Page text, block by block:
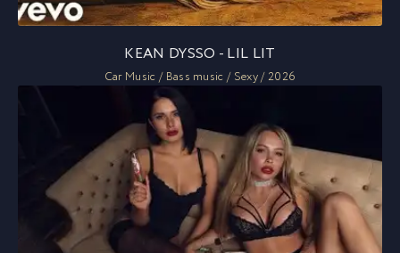
KEAN DYSSO - LIL LIT
Car Music / Bass music / Sexy / 2026